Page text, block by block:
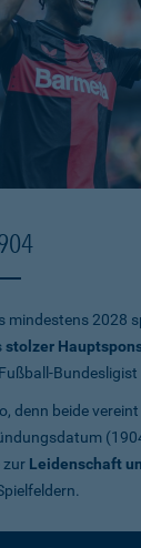
mindestens 2028
stolzer
Bundesligist
denn beide
zur Leidenschaft